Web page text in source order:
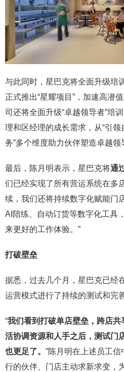
与此同时，星巴克将全面升级培
正式推出“星耀项目”，加速高潜
司还将全面升级“卓越领导者”培
理和区经理的成长需求，从“引
务”多个维度助力伙伴塑造卓越领
最后，陈月明表示，星巴克将通
们已经实现了所有营运系统在多
续，我们还将持续数字化赋能门
AI陪练、自动订货等数字化工具
来更好的工作体验。”
打破壁垒
据悉，过去几个月，星巴克已经
运营模式进行了持续的测试和完善
“我们看到打破单店壁垒，跨店
活协调资源和人手之后，测试门
也更足了。 ”陈月明在上述员工
行的伙伴、门店主动求新求变，